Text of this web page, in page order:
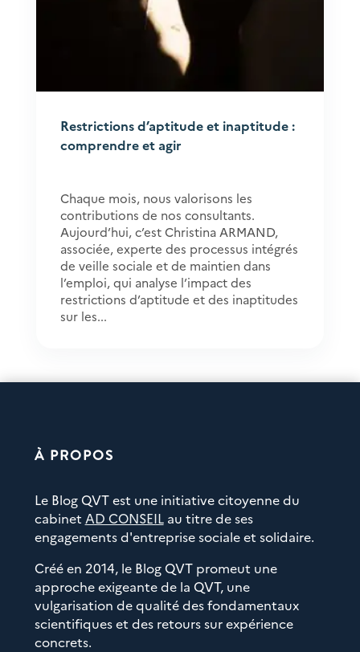
Restrictions d’aptitude et inaptitude :
comprendre et agir
Chaque mois, nous valorisons les
contributions de nos consultants.
Aujourd’hui, c’est Christina ARMAND,
associée, experte des processus intégrés
de veille sociale et de maintien dans
l’emploi, qui analyse l’impact des
restrictions d’aptitude et des inaptitudes
sur les...
À PROPOS
Le Blog QVT est une initiative citoyenne du
cabinet AD CONSEILau titre de ses
engagements d'entreprise sociale et solidaire.
Créé en 2014, le Blog QVT promeut une
approche exigeante de la QVT, une
vulgarisation de qualité des fondamentaux
scientifiques et des retours sur expérience
concrets.